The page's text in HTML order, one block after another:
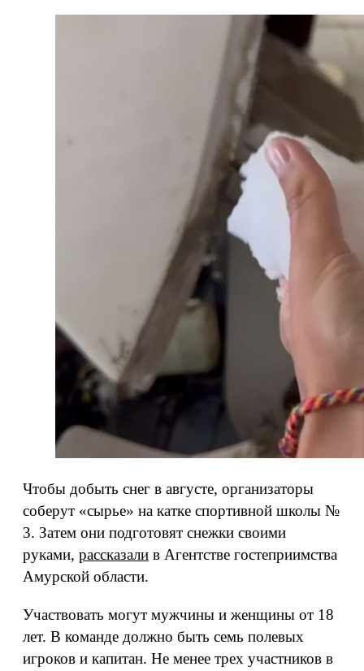
Чтобы добыть снег в августе, организаторы
соберут «сырье» на катке спортивной школы №
3. Затем они подготовят снежки своими
руками, рассказали в Агентстве гостеприимства
Амурской области.
Участвовать могут мужчины и женщины от 18
лет. В команде должно быть семь полевых
игроков и капитан. Не менее трех участников в